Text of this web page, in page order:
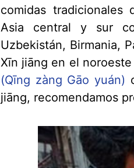
comidas tradicionales
Asia central y sur
Uzbekistán, Birmania,
Xīn jiāng en el
(Qīng zàng Gāo yuán)
jiāng, recomendamos